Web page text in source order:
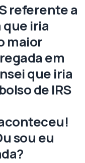
referente a
que iria
maior
em
que iria
de IRS
sou eu